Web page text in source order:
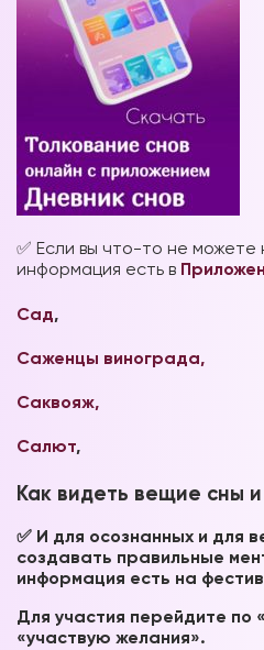
✅ Если вы что-то не можете
информация есть в
Сад,
Саженцы винограда,
Саквояж,
Салют,
Как видеть вещие сны
✅ И для осознанных и для
создавать правильные
информация есть на
Для участия перейдите по «
«участвую желания».